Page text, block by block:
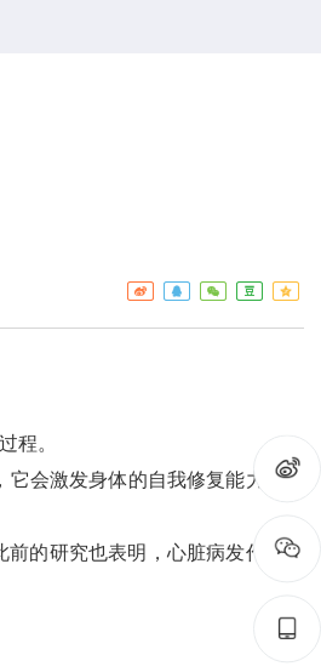
门诊服
检验服
程。
会激发身体的自我修复能力，将
的研究也表明，心脏病发作时使